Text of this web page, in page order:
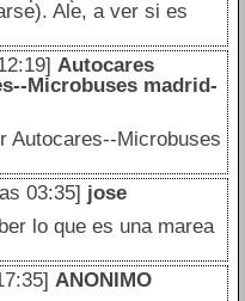
Ale, a ver si es
Autocares
Microbuses madrid-
Autocares--Microbuses
03:35] jose
lo que es una marea
ANONIMO